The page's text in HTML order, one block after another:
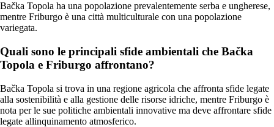
Bačka Topola ha una popolazione prevalentemente serba e ungherese,
mentre Friburgo è una città multiculturale con una popolazione
variegata.
Quali sono le principali sfide ambientali che Bačka
Topola e Friburgo affrontano?
Bačka Topola si trova in una regione agricola che affronta sfide legate
alla sostenibilità e alla gestione delle risorse idriche, mentre Friburgo è
nota per le sue politiche ambientali innovative ma deve affrontare sfide
legate allinquinamento atmosferico.